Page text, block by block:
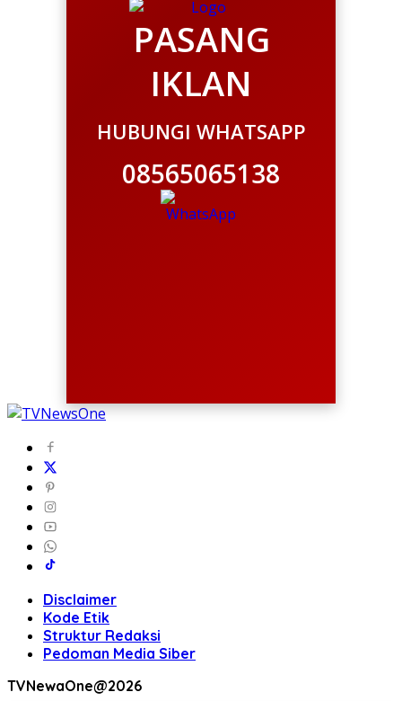
PASANG
IKLAN
HUBUNGI WHATSAPP
08565065138
Disclaimer
Kode Etik
Struktur Redaksi
Pedoman Media Siber
TVNewaOne@2026